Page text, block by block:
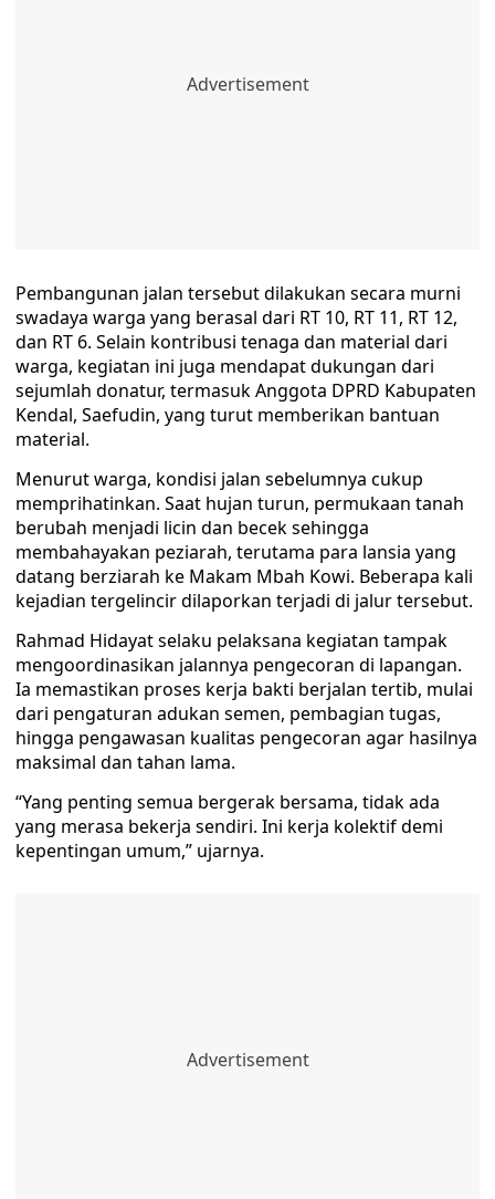
Pembangunan jalan tersebut dilakukan secara murni
swadaya warga yang berasal dari RT 10, RT 11, RT 12,
dan RT 6. Selain kontribusi tenaga dan material dari
warga, kegiatan ini juga mendapat dukungan dari
sejumlah donatur, termasuk Anggota DPRD Kabupaten
Kendal, Saefudin, yang turut memberikan bantuan
material.
Menurut warga, kondisi jalan sebelumnya cukup
memprihatinkan. Saat hujan turun, permukaan tanah
berubah menjadi licin dan becek sehingga
membahayakan peziarah, terutama para lansia yang
datang berziarah ke Makam Mbah Kowi. Beberapa kali
kejadian tergelincir dilaporkan terjadi di jalur tersebut.
Rahmad Hidayat selaku pelaksana kegiatan tampak
mengoordinasikan jalannya pengecoran di lapangan.
Ia memastikan proses kerja bakti berjalan tertib, mulai
dari pengaturan adukan semen, pembagian tugas,
hingga pengawasan kualitas pengecoran agar hasilnya
maksimal dan tahan lama.
“Yang penting semua bergerak bersama, tidak ada
yang merasa bekerja sendiri. Ini kerja kolektif demi
kepentingan umum,” ujarnya.